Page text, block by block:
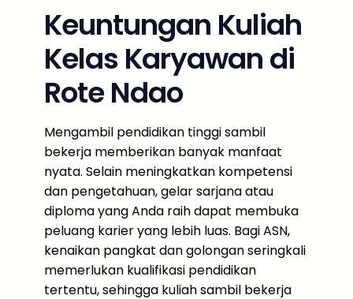
Keuntungan Kuliah
Kelas Karyawan di
Rote Ndao
Mengambil pendidikan tinggi sambil
bekerja memberikan banyak manfaat
nyata. Selain meningkatkan kompetensi
dan pengetahuan, gelar sarjana atau
diploma yang Anda raih dapat membuka
peluang karier yang lebih luas. Bagi ASN,
kenaikan pangkat dan golongan seringkali
memerlukan kualifikasi pendidikan
tertentu, sehingga kuliah sambil bekerja